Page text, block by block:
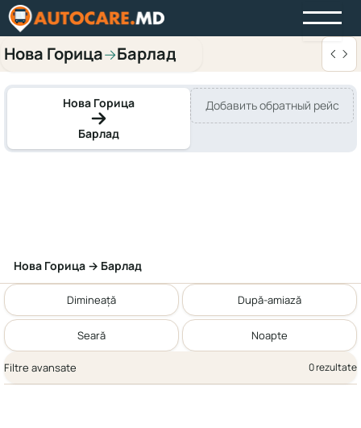
Нова Горица→Барлад
Нова Горица
Барлад
Добавить обратный рейс
Нова Горица → Барлад
Dimineață După-amiază
Seară Noapte
Filtre avansate 0 rezultate